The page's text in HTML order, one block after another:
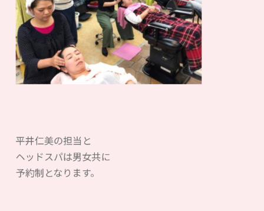
平井仁美の担当と
ヘッドスパは男女共に
予約制となります。